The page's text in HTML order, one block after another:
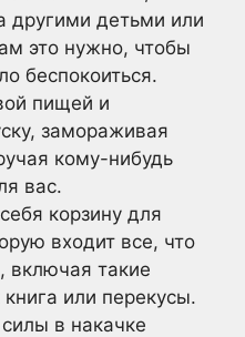
другими детьми или
это нужно, чтобы
беспокоиться.
пищей и
замораживая
кому-нибудь
вас.
корзину для
входит все, что
включая такие
или перекусы.
в накачке